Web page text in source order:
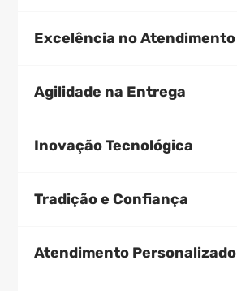
Excelência no Atendimento
Agilidade na Entrega
Inovação Tecnológica
Tradição e Confiança
Atendimento Personalizado